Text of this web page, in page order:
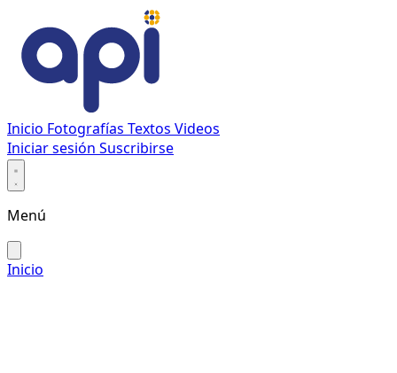
Inicio Fotografías Textos Videos
Iniciar sesión Suscribirse
Menú
Inicio